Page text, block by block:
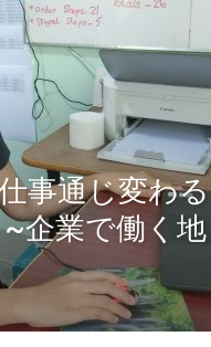
事通じ変わる
企業で働く地